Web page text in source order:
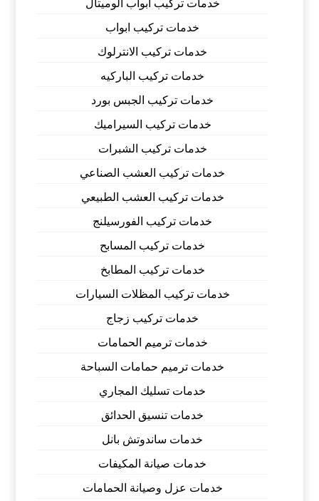
خدمات تركيب أبواب الوميتال
خدمات تركيب ابواب
خدمات تركيب الانترلوك
خدمات تركيب الباركيه
خدمات تركيب الجبس بورد
خدمات تركيب السيراميك
خدمات تركيب الشبرات
خدمات تركيب العشب الصناعي
خدمات تركيب العشب الطبيعي
خدمات تركيب الفورسيلنج
خدمات تركيب المسابح
خدمات تركيب المطابخ
خدمات تركيب المظلات السيارات
خدمات تركيب زجاج
خدمات ترميم الحمامات
خدمات ترميم حمامات السباحة
خدمات تسليك المجاري
خدمات تنسيق الحدائق
خدمات ساندوتش بانل
خدمات صيانة المكيفات
خدمات عزل وصيانة الحمامات